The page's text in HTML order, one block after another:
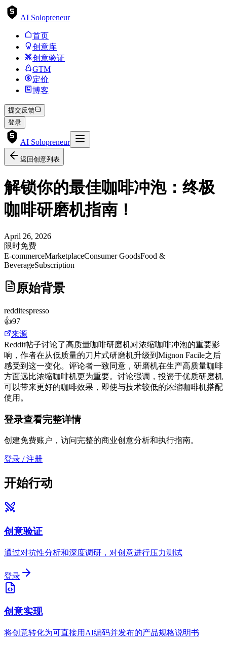
AI Solopreneur
首页
创意库
创意验证
GTM
定价
博客
提交反馈
登录
AI Solopreneur
返回创意列表
解锁你的最佳咖啡冲泡：终极
咖啡研磨机指南！
April 26, 2026
限时免费
E-commerceMarketplaceConsumer GoodsFood &
BeverageSubscription
原始背景
redditespresso
👍97
来源
Reddit帖子讨论了高质量咖啡研磨机对浓缩咖啡冲泡的重要影
响，作者在从低质量的刀片式研磨机升级到Mignon Facile之后
感受到这一变化。评论者一致同意，研磨机在生产高质量咖啡
方面远比浓缩咖啡机更为重要。讨论强调，投资于优质研磨机
可以带来更好的咖啡效果，即使与技术较低的浓缩咖啡机搭配
使用。
登录查看完整详情
创建免费账户，访问完整的商业创意分析和执行指南。
登录 / 注册
开始行动
创意验证
通过对抗性分析和深度调研，对创意进行压力测试
登录
创意实现
将创意转化为可直接用AI编码并发布的产品规格说明书